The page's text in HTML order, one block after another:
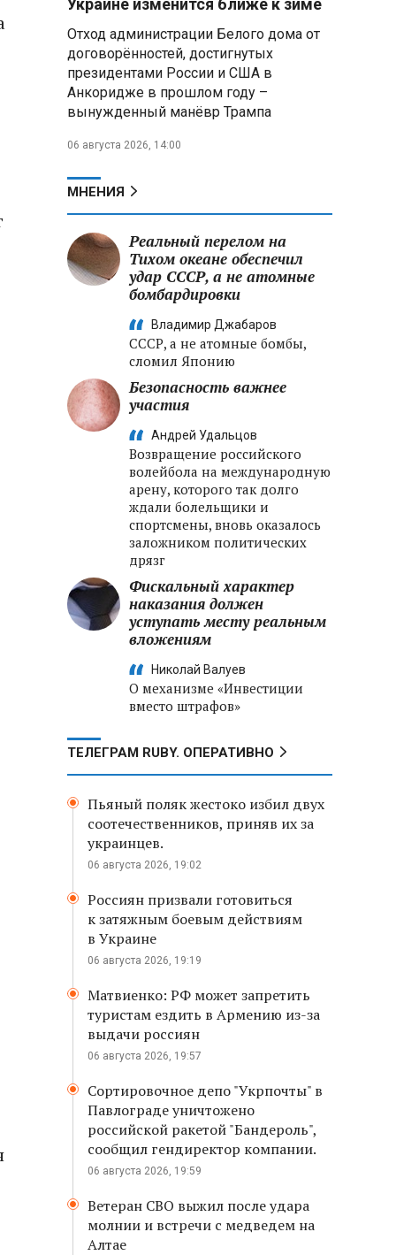
Президент Алжира готовится
к визиту в Беларусь — МИД
Алжира
300 жителей Курской области,
неизвестной
Второй энергоблок БелАЭС
вновь вышел на номинальную
мощность после диагностики
оборудования
Украине изменится ближе к зиме
Отход администрации Белого дома от
договорённостей, достигнутых
президентами России и США в
Анкоридже в прошлом году –
вынужденный манёвр Трампа
06 августа 2026, 14:00
МНЕНИЯ
Реальный перелом на
Тихом океане обеспечил
удар СССР, а не атомные
бомбардировки
Владимир Джабаров
СССР, а не атомные бомбы,
сломил Японию
Безопасность важнее
участия
Андрей Удальцов
Возвращение российского
волейбола на международную
арену, которого так долго
ждали болельщики и
спортсмены, вновь оказалось
заложником политических
дрязг
Фискальный характер
наказания должен
уступать месту реальным
вложениям
Николай Валуев
О механизме «Инвестиции
вместо штрафов»
ТЕЛЕГРАМ RUBY. ОПЕРАТИВНО
Пьяный поляк жестоко избил двух
соотечественников, приняв их за
украинцев.
06 августа 2026, 19:02
Россиян призвали готовиться
к затяжным боевым действиям
в Украине
06 августа 2026, 19:19
Матвиенко: РФ может запретить
туристам ездить в Армению из-за
выдачи россиян
06 августа 2026, 19:57
Сортировочное депо "Укрпочты" в
Павлограде уничтожено
российской ракетой "Бандероль",
сообщил гендиректор компании.
06 августа 2026, 19:59
Ветеран СВО выжил после удара
молнии и встречи с медведем на
Алтае